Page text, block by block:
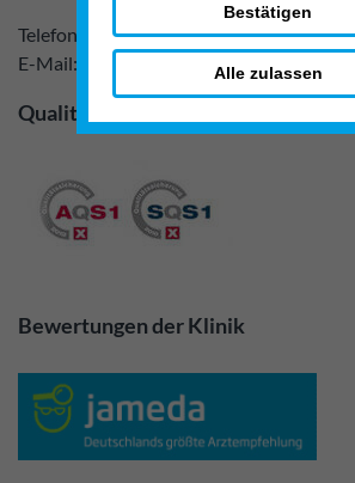
Bestätigen
Alle zulassen
Telefon:
0221 9 24 24 100
E-Mail:
info@klinik-am-ring.de
Qualitätssiegel
Bewertungen der Klinik